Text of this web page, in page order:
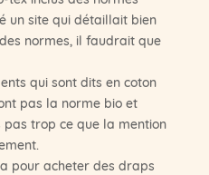
un site qui détaillait bien
normes, il faudrait que
qui sont dits en coton
pas la norme bio et
pas trop ce que la mention
pour acheter des draps